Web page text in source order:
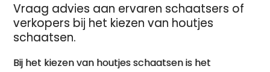
Vraag advies aan ervaren schaatsers of
verkopers bij het kiezen van houtjes
schaatsen.
Bij het kiezen van houtjes schaatsen is het